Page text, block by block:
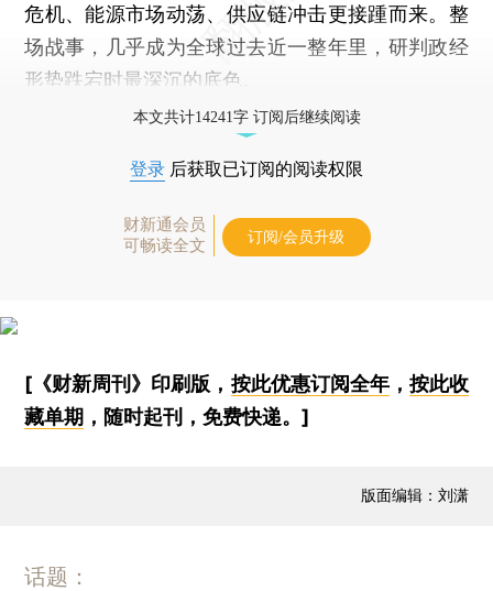
危机、能源市场动荡、供应链冲击更接踵而来。整
场战事，几乎成为全球过去近一整年里，研判政经
形势跌宕时最深沉的底色。
本文共计14241字 订阅后继续阅读
登录 后获取已订阅的阅读权限
财新通会员
可畅读全文
订阅/会员升级
[《财新周刊》印刷版， 按此优惠订阅全年， 按此收
藏单期 ，随时起刊，免费快递。]
版面编辑：刘潇
话题：